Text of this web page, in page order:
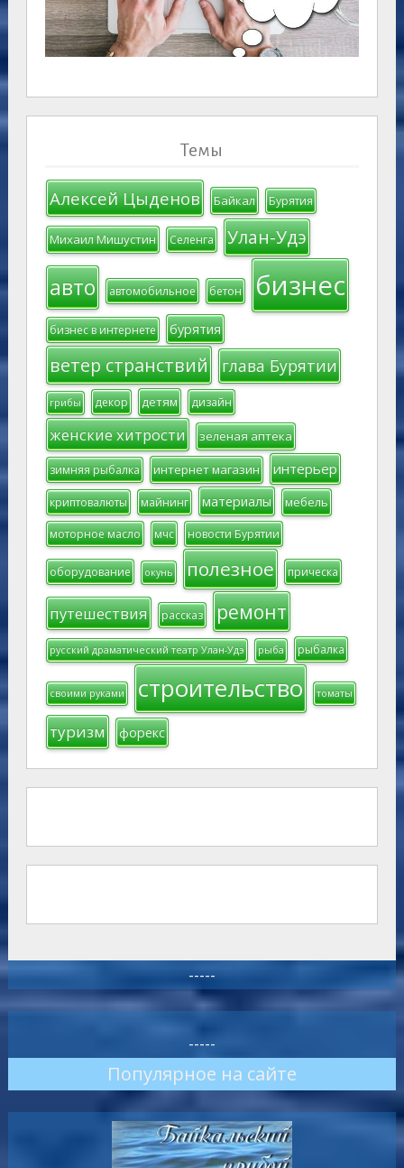
Темы
Алексей Цыденов Байкал Бурятия
Михаил Мишустин Селенга Улан-Удэ
авто автомобильное бетон бизнес
бизнес в интернете бурятия
ветер странствий глава Бурятии
грибы декор детям дизайн
женские хитрости зеленая аптека
зимняя рыбалка интернет магазин интерьер
криптовалюты майнинг материалы мебель
моторное масло мчс новости Бурятии
оборудование окунь полезное прическа
путешествия рассказ ремонт
русский драматический театр Улан-Удэ рыба рыбалка
своими руками строительство томаты
туризм форекс
-----
-----
Популярное на сайте